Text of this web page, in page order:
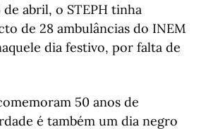
de abril, o STEPH tinha
de 28 ambulâncias do INEM
dia festivo, por falta de
50 anos de
é também um dia negro